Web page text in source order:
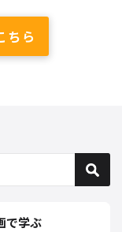
ちら
で学ぶ